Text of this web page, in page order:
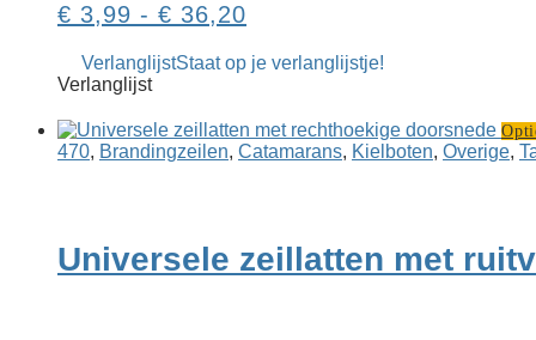
€ 3,99 - € 36,20
tot
VerlanglijstStaat op je verlanglijstje!
Verlanglijst
470, Branding­­­zeilen, Catamarans, Kielboten, Overige,
Universele zeillatten met